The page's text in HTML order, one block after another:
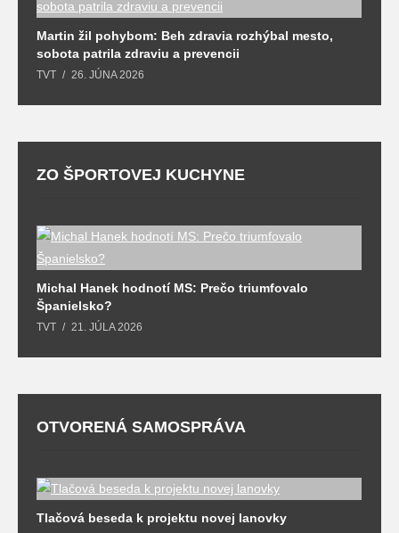
Martin žil pohybom: Beh zdravia rozhýbal mesto,
sobota patrila zdraviu a prevencii
TVT 26. JÚNA 2026
ZO ŠPORTOVEJ KUCHYNE
Michal Hanek hodnotí MS: Prečo triumfovalo
Španielsko?
TVT 21. JÚLA 2026
OTVORENÁ SAMOSPRÁVA
Tlačová beseda k projektu novej lanovky